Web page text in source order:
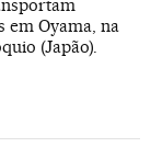
em Oyama, na
(Japão).